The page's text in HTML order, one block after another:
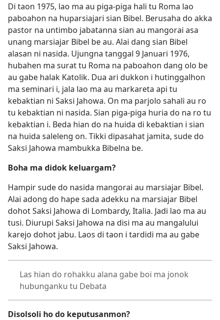
Di taon 1975, lao ma au piga-piga hali tu Roma lao
paboahon na huparsiajari sian Bibel. Berusaha do akka
pastor na untimbo jabatanna sian au mangorai asa
unang marsiajar Bibel be au. Alai dang sian Bibel
alasan ni nasida. Ujungna tanggal 9 Januari 1976,
hubahen ma surat tu Roma na paboahon dang olo be
au gabe halak Katolik. Dua ari dukkon i hutinggalhon
ma seminari i, jala lao ma au markareta api tu
kebaktian ni Saksi Jahowa. On ma parjolo sahali au ro
tu kebaktian ni nasida. Sian piga-piga huria do na ro tu
kebaktian i. Beda hian do na huida di kebaktian i sian
na huida saleleng on. Tikki dipasahat jamita, sude do
Saksi Jahowa mambukka Bibelna be.
Boha ma didok keluargam?
Hampir sude do nasida mangorai au marsiajar Bibel.
Alai adong do hape sada adekku na marsiajar Bibel
dohot Saksi Jahowa di Lombardy, Italia. Jadi lao ma au
tusi. Diurupi Saksi Jahowa na disi ma au mangalului
karejo dohot jabu. Laos di taon i tardidi ma au gabe
Saksi Jahowa.
Las hian do rohakku alana gabe boi ma jonok
hubunganku tu Debata
Disolsoli ho do keputusanmon?